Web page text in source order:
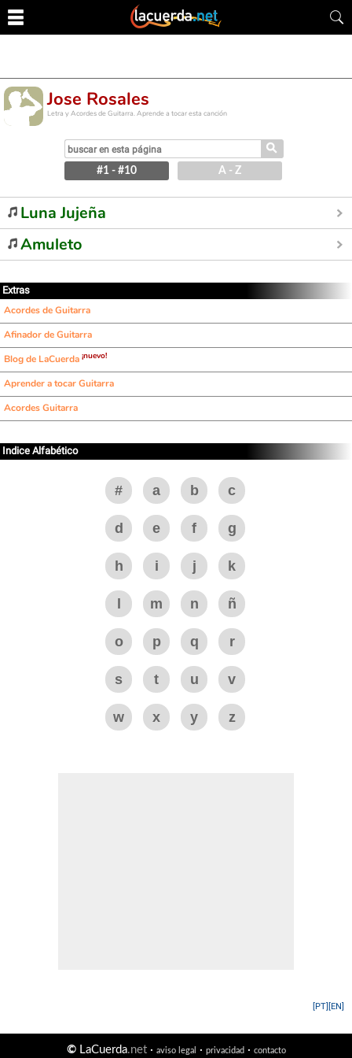
Jose Rosales
Letra y Acordes de Guitarra. Aprende a tocar esta canción
⚲
#1 - #10 A - Z
Luna Jujeña
Amuleto
Extras
Acordes de Guitarra
Afinador de Guitarra
Blog de LaCuerda ¡nuevo!
Aprender a tocar Guitarra
Acordes Guitarra
Indice Alfabético
# a b c
d e f g
h i j k
m n ñ
o p q r
s t u v
w x y z
[EN]
[PT]
©LaCuerda.net· aviso legal · privacidad· contacto